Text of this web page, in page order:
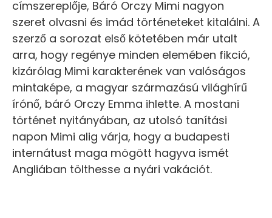
címszereplője, Báró Orczy Mimi nagyon
szeret olvasni és imád történeteket kitalálni. A
szerző a sorozat első kötetében már utalt
arra, hogy regénye minden elemében fikció,
kizárólag Mimi karakterének van valóságos
mintaképe, a magyar származású világhírű
írónő, báró Orczy Emma ihlette. A mostani
történet nyitányában, az utolsó tanítási
napon Mimi alig várja, hogy a budapesti
internátust maga mögött hagyva ismét
Angliában tölthesse a nyári vakációt.